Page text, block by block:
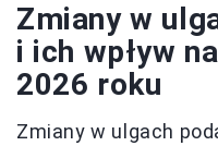
Zmiany w
i ich wpływ
2026 roku
Zmiany w ulgach